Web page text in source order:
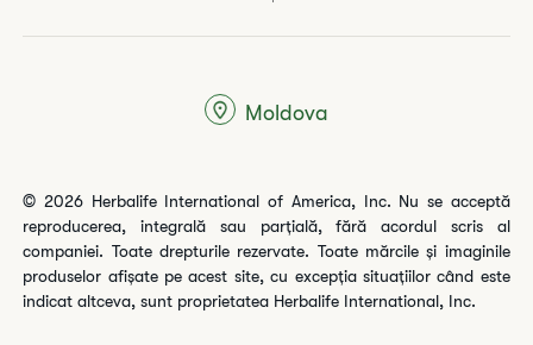
© 2026 Herbalife International of America, Inc. Nu se acceptă
reproducerea, integrală sau parțială, fără acordul scris al
companiei. Toate drepturile rezervate. Toate mărcile și imaginile
produselor afișate pe acest site, cu excepția situațiilor când este
indicat altceva, sunt proprietatea Herbalife International, Inc.
Moldova